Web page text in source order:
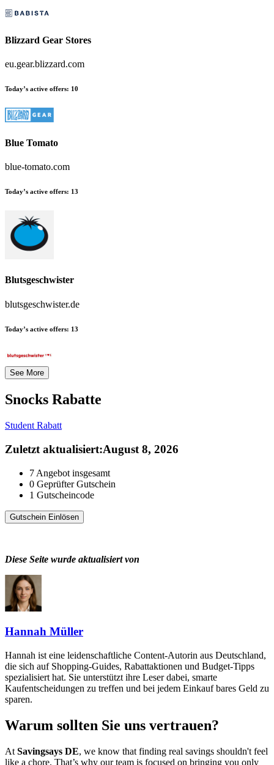
Blizzard Gear Stores
eu.gear.blizzard.com
Today’s active offers: 10
Blue Tomato
blue-tomato.com
Today’s active offers: 13
Blutsgeschwister
blutsgeschwister.de
Today’s active offers: 13
See More
Snocks Rabatte
Student Rabatt
Zuletzt aktualisiert:August 8, 2026
7 Angebot insgesamt
0 Geprüfter Gutschein
1 Gutscheincode
Gutschein Einlösen
Diese Seite wurde aktualisiert von
Hannah Müller
Hannah ist eine leidenschaftliche Content-Autorin aus Deutschland,
die sich auf Shopping-Guides, Rabattaktionen und Budget-Tipps
spezialisiert hat. Sie unterstützt ihre Leser dabei, smarte
Kaufentscheidungen zu treffen und bei jedem Einkauf bares Geld zu
sparen.
Warum sollten Sie uns vertrauen?
At Savingsays DE, we know that finding real savings shouldn't feel
like a chore. That’s why our team is focused on bringing you only